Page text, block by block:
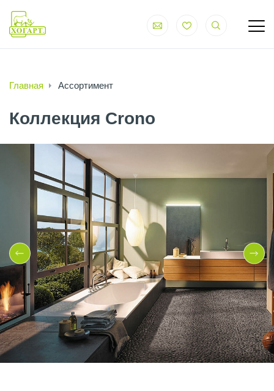
Главная Ассортимент
Коллекция Crono